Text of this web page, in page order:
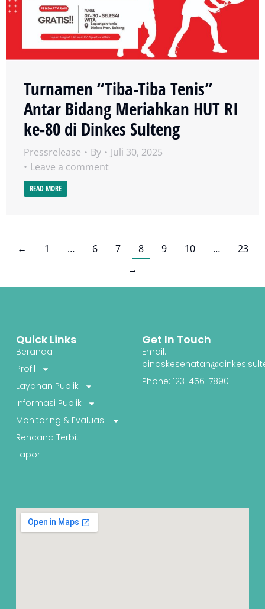
Turnamen “Tiba-Tiba Tenis”
Antar Bidang Meriahkan HUT RI
ke-80 di Dinkes Sulteng
Pressrelease By
Juli 30, 2025
Leave a comment
READ MORE
← 1 … 6 7 8 9 10 …
23
→
Quick Links
Beranda
Profil
Layanan Publik
Informasi Publik
Monitoring & Evaluasi
Rencana Terbit
Lapor!
Get In Touch
Email:
Phone: 123-456-7890